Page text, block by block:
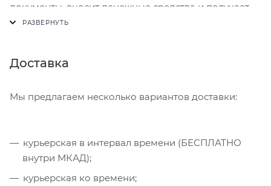
документы, вносит денежные средства и получает
чек.
Доставка
Мы предлагаем несколько вариантов доставки:
курьерская в интервал времени (БЕСПЛАТНО
внутри МКАД);
курьерская ко времени;